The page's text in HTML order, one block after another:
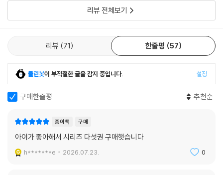
리뷰 전체보기
리뷰 71 한줄평 57
클린봇이 부적절한 글을 감지 중입니다. 설정
구매한줄평 추천순
종이책 구매
아이가 좋아해서 시리즈 다섯권 구매햇습니다
h*******e 2026.07.23. 0